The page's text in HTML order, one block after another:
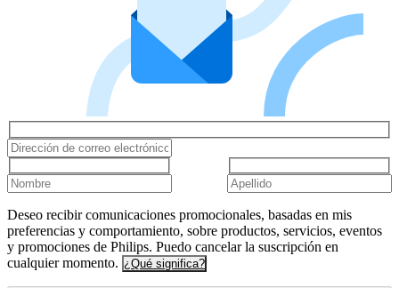
Deseo recibir comunicaciones promocionales, basadas en mis
preferencias y comportamiento, sobre productos, servicios, eventos
y promociones de Philips. Puedo cancelar la suscripción en
cualquier momento. ¿Qué significa?